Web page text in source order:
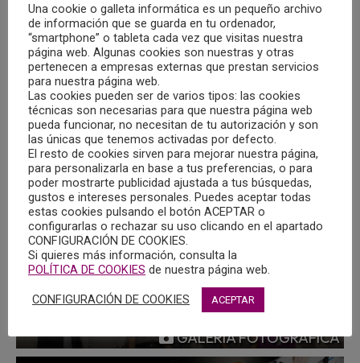
Calendario de reuniones online
Descargar Cuestionario para los miembros de
Grupos de Trabajo.
Descargar Compromiso de confidencialidad del
COPCLM.
Descargar Cláusula de Publicación de Imágenes en
Página Web y RRSS.
GALERÍA FOTOGRÁFICA
Una cookie o galleta informática es un pequeño archivo
de información que se guarda en tu ordenador,
“smartphone” o tableta cada vez que visitas nuestra
página web. Algunas cookies son nuestras y otras
pertenecen a empresas externas que prestan servicios
para nuestra página web.
Las cookies pueden ser de varios tipos: las cookies
técnicas son necesarias para que nuestra página web
pueda funcionar, no necesitan de tu autorización y son
las únicas que tenemos activadas por defecto.
El resto de cookies sirven para mejorar nuestra página,
para personalizarla en base a tus preferencias, o para
poder mostrarte publicidad ajustada a tus búsquedas,
gustos e intereses personales. Puedes aceptar todas
estas cookies pulsando el botón ACEPTAR o
configurarlas o rechazar su uso clicando en el apartado
CONFIGURACIÓN DE COOKIES.
Si quieres más información, consulta la
POLÍTICA DE COOKIES de nuestra página web.
CONFIGURACIÓN DE COOKIES ACEPTAR